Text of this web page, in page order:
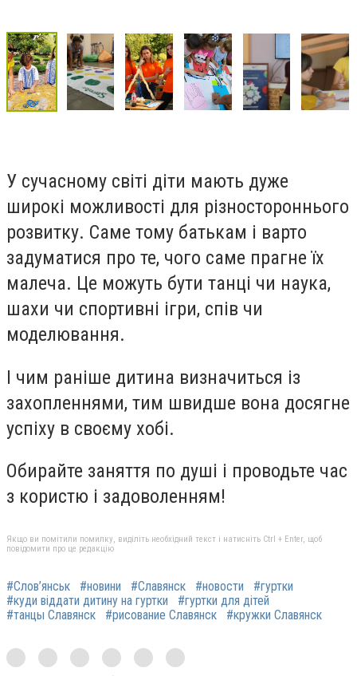
У сучасному світі діти мають дуже
широкі можливості для різностороннього
розвитку. Саме тому батькам і варто
задуматися про те, чого саме прагне їх
малеча. Це можуть бути танці чи наука,
шахи чи спортивні ігри, спів чи
моделювання.
І чим раніше дитина визначиться із
захопленнями, тим швидше вона досягне
успіху в своєму хобі.
Обирайте заняття по душі і проводьте час
з користю і задоволенням!
Якщо ви помітили помилку, виділіть необхідний текст і натисніть Ctrl + Enter, щоб
повідомити про це редакцію
#Слов’янськ #новини #Славянск #новости
#гуртки
#куди віддати дитину на гуртки
#гуртки для дітей
#танцы Славянск
#рисование Славянск #кружки Славянск